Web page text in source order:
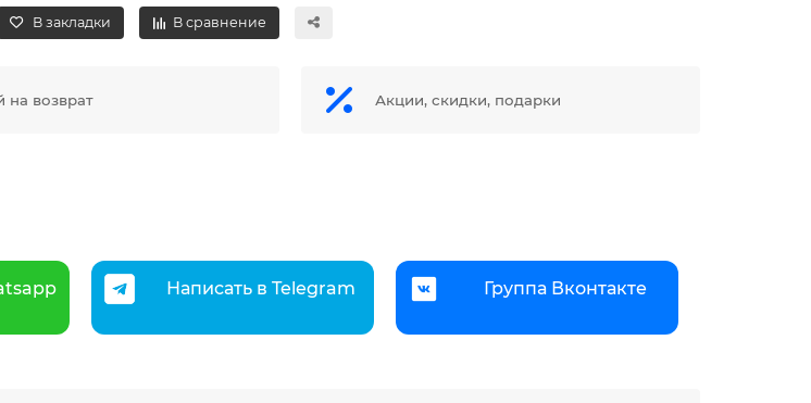
В закладки В сравнение
на возврат Акции, скидки, подарки
Написать в Telegram Группа Вконтакте